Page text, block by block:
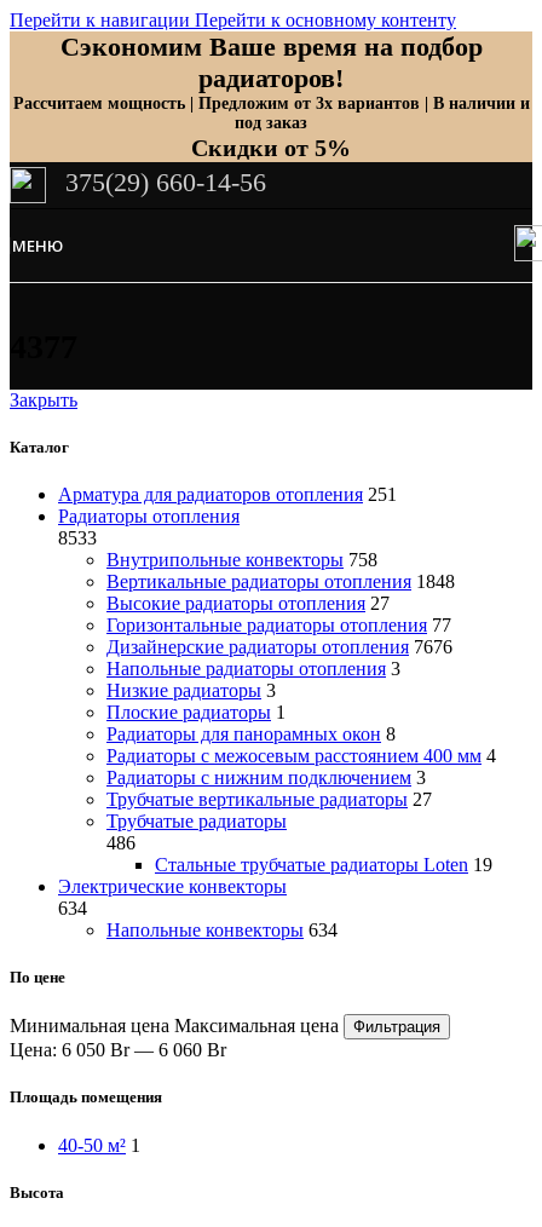
Перейти к навигации Перейти к основному контенту
Сэкономим Ваше время на подбор
радиаторов!
Рассчитаем мощность | Предложим от 3х вариантов | В наличии и
под заказ
Скидки от 5%
375(29) 660-14-56
МЕНЮ
Закрыть
Каталог
Арматура для радиаторов отопления 251
Радиаторы отопления
8533
Внутрипольные конвекторы 758
Вертикальные радиаторы отопления 1848
Высокие радиаторы отопления 27
Горизонтальные радиаторы отопления 77
Дизайнерские радиаторы отопления 7676
Напольные радиаторы отопления 3
Низкие радиаторы 3
Плоские радиаторы 1
Радиаторы для панорамных окон 8
Радиаторы с межосевым расстоянием 400 мм 4
Радиаторы с нижним подключением 3
Трубчатые вертикальные радиаторы 27
Трубчатые радиаторы
486
Cтальные трубчатые радиаторы Loten 19
Электрические конвекторы
634
Напольные конвекторы 634
По цене
Минимальная цена Максимальная цена Фильтрация
Цена: 6 050 Br— 6 060 Br
Площадь помещения
40-50 м² 1
Высота